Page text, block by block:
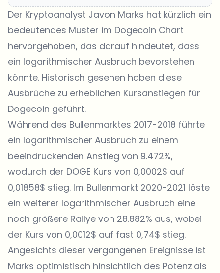
Der Kryptoanalyst Javon Marks hat kürzlich ein
bedeutendes Muster im Dogecoin Chart
hervorgehoben, das darauf hindeutet, dass
ein logarithmischer Ausbruch bevorstehen
könnte. Historisch gesehen haben diese
Ausbrüche zu erheblichen Kursanstiegen für
Dogecoin geführt.
Während des Bullenmarktes 2017-2018 führte
ein logarithmischer Ausbruch zu einem
beeindruckenden Anstieg von 9.472%,
wodurch der DOGE Kurs von 0,0002$ auf
0,01858$ stieg. Im Bullenmarkt 2020-2021 löste
ein weiterer logarithmischer Ausbruch eine
noch größere Rallye von 28.882% aus, wobei
der Kurs von 0,0012$ auf fast 0,74$ stieg.
Angesichts dieser vergangenen Ereignisse ist
Marks optimistisch hinsichtlich des Potenzials